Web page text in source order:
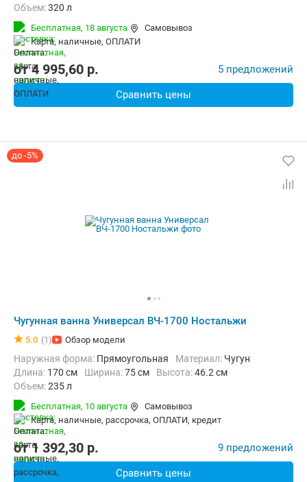
Объем:320 л
Бесплатная, 18 августа
Самовывоз
карта, наличные, ОПЛАТИ
от4 995,60 p. 5 предложений
Сравнить цены
до -5%
Чугунная ванна Универсал ВЧ-1700 Ностальжи
5.0 (1) Обзор модели
Наружная форма: Прямоугольная Материал: Чугун
Длина: 170 см Ширина:75 см Высота:46.2 см
Объем:235 л
Бесплатная, 10 августа
Самовывоз
карта, наличные, рассрочка, ОПЛАТИ, кредит
от1 392,30 p. 9 предложений
Сравнить цены